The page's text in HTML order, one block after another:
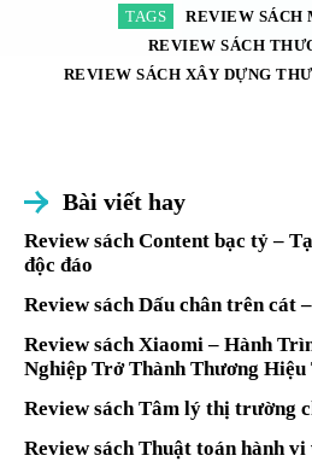
TAGS
REVIEW SÁCH
REVIEW SÁCH
REVIEW SÁCH XÂY DỰNG
Bài viết hay
Review sách Content bạc tỷ –
độc đáo
Review sách Dấu chân trên cát
Review sách Xiaomi – Hành
Nghiệp Trở Thành Thương Hiệu
Review sách Tâm lý thị trường
Review sách Thuật toán hành vi